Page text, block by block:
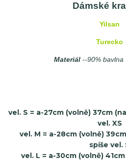
Dámské
Yilsan
Turecko
Materiál--90% bavlna
vel. S = a-27cm (volně) 37cm
vel. XS
vel. M = a-28cm (volně)
spíše vel.
vel. L = a-30cm (volně)